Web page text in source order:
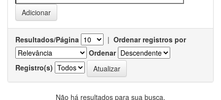
Resultados/Página | Ordenar registros por
Ordenar
Registro(s)
Não há resultados para sua busca.